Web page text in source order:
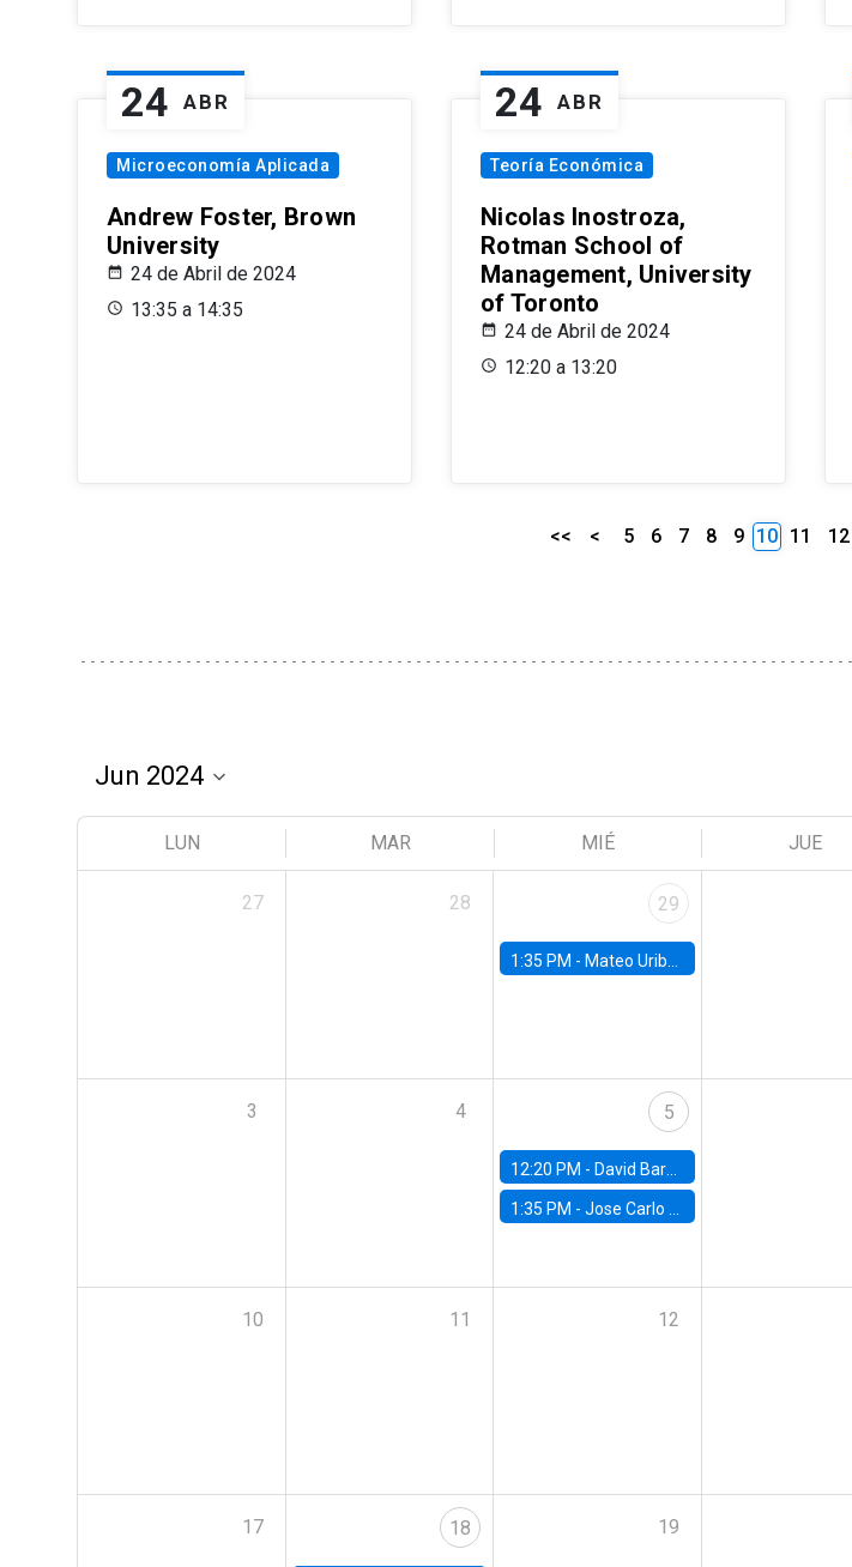
24 ABR
Microeconomía Aplicada
Andrew Foster, Brown
University
24 de Abril de 2024
13:35 a 14:35
24 ABR
Teoría Económica
Nicolas Inostroza,
Rotman School of
Management, University
of Toronto
24 de Abril de 2024
12:20 a 13:20
<< < 5 6 7 8 9 10 11 12
LUN MAR MIÉ JUE
27 28 29
1:35 PM - Mateo Uribe-Castro, Universidad de los Andes (Colombia)
3 4 5
12:20 PM - David Bardey, Universidad de los Andes - CEDE
1:35 PM -Jose Carlo Bermudez, UC (ME) & World Bank
10 11 12
17 18 19